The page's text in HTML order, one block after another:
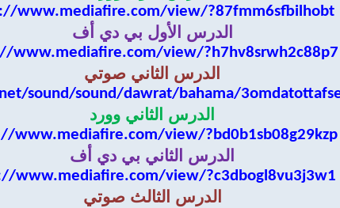
www.mediafire.com/view/?87fmm6sfbilhobt
الدرس الأول بي دي أف
www.mediafire.com/view/?h7hv8srwh2c88p7
الدرس الثاني صوتي
sound/sound/dawrat/bahama/
الدرس الثاني وورد
www.mediafire.com/view/?bd0b1sb08g29kzp
الدرس الثاني بي دي أف
www.mediafire.com/view/?c3dbogl8vu3j3w1
الدرس الثالث صوتي